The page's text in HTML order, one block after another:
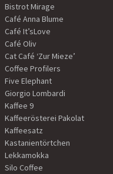
Bistrot Mirage
Café Anna Blume
Café It’sLove
Café Oliv
Cat Café ‘Zur Mieze’
Coffee Profilers
Five Elephant
Giorgio Lombardi
Kaffee 9
Kaffeerösterei Pakolat
Kaffeesatz
Kastanientörtchen
Lekkamokka
Silo Coffee